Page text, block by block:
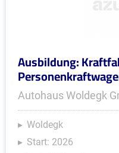
Ausbildung:
Autohaus Woldegk
Woldegk
Start: 2026